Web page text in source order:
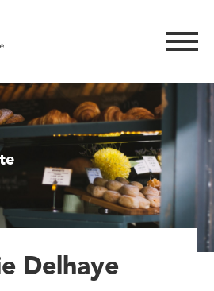
Delhaye